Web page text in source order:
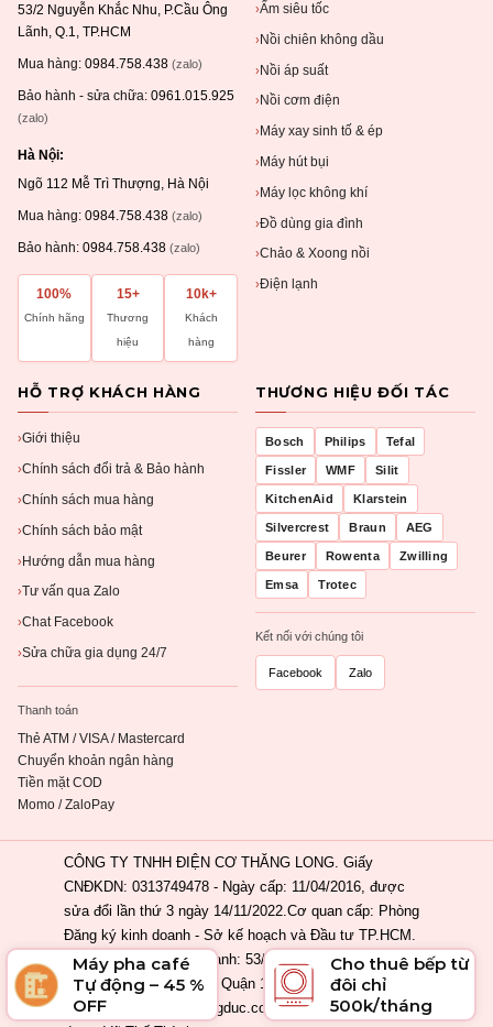
53/2 Nguyễn Khắc Nhu, P.Cầu Ông
Lãnh, Q.1, TP.HCM
Mua hàng: 0984.758.438 (zalo)
Bảo hành - sửa chữa: 0961.015.925
(zalo)
Hà Nội:
Ngõ 112 Mễ Trì Thượng, Hà Nội
Mua hàng: 0984.758.438 (zalo)
Bảo hành: 0984.758.438 (zalo)
100%
Chính hãng
15+
Thương
hiệu
10k+
Khách
hàng
›Ấm siêu tốc
›Nồi chiên không dầu
›Nồi áp suất
› Nồi cơm điện
› Máy xay sinh tố & ép
› Máy hút bụi
›Máy lọc không khí
›Đồ dùng gia đình
›Chảo & Xoong nồi
›Điện lạnh
HỖ TRỢ KHÁCH HÀNG
›Giới thiệu
›Chính sách đổi trả & Bảo hành
›Chính sách mua hàng
›Chính sách bảo mật
›Hướng dẫn mua hàng
›Tư vấn qua Zalo
›Chat Facebook
›Sửa chữa gia dụng 24/7
Thanh toán
Thẻ ATM / VISA / Mastercard
Chuyển khoản ngân hàng
Tiền mặt COD
Momo / ZaloPay
THƯƠNG HIỆU ĐỐI TÁC
Bosch Philips Tefal
Fissler WMF Silit
KitchenAid Klarstein
Silvercrest Braun AEG
Beurer Rowenta Zwilling
Emsa Trotec
Kết nối với chúng tôi
Facebook Zalo
CÔNG TY TNHH ĐIỆN CƠ THĂNG LONG. Giấy
CNĐKDN: 0313749478 - Ngày cấp: 11/04/2016, được
sửa đổi lần thứ 3 ngày 14/11/2022.Cơ quan cấp: Phòng
Đăng ký kinh doanh - Sở kế hoạch và Đầu tư TP.HCM.
Địa chỉ đăng ký kinh doanh: 53/2 Nguyễn Khắc Nhu,
Phường Cầu Ông Lãnh, Quận 1, Tp. Hồ Chí Minh, Việt
Nam. Email: info@ahangduc.com. Chịu trách nhiệm nội
Máy pha café
Tự động – 45 %
OFF
Cho thuê bếp từ
đôi chỉ
500k/tháng